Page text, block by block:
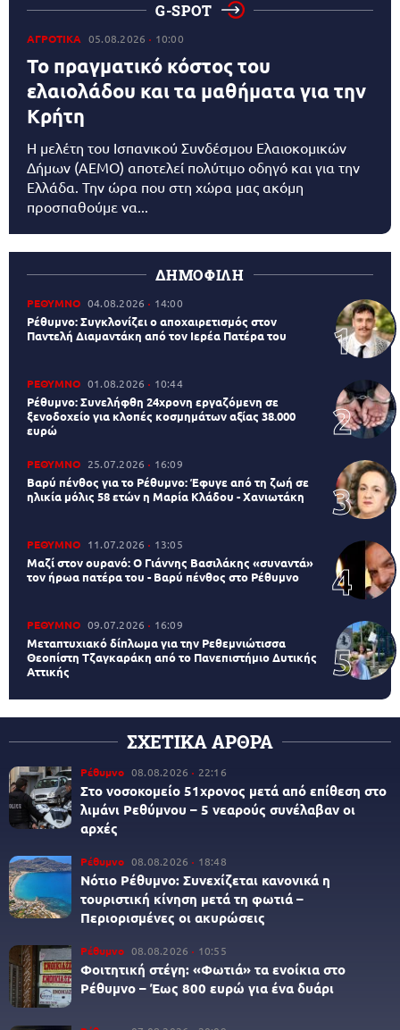
G-SPOT
ΑΓΡΟΤΙΚΑ 05.08.2026 10:00
Το πραγματικό κόστος του
ελαιολάδου και τα μαθήματα για την
Κρήτη
Η μελέτη του Ισπανικού Συνδέσμου Ελαιοκομικών
Δήμων (AEMO) αποτελεί πολύτιμο οδηγό και για την
Ελλάδα. Την ώρα που στη χώρα μας ακόμη
προσπαθούμε να...
ΔΗΜΟΦΙΛΗ
ΡΕΘΥΜΝΟ 04.08.2026 14:00
Ρέθυμνο: Συγκλονίζει ο αποχαιρετισμός στον
Παντελή Διαμαντάκη από τον Ιερέα Πατέρα του
ΡΕΘΥΜΝΟ 01.08.2026 10:44
Ρέθυμνο: Συνελήφθη 24χρονη εργαζόμενη σε
ξενοδοχείο για κλοπές κοσμημάτων αξίας 38.000
ευρώ
ΡΕΘΥΜΝΟ 25.07.2026 16:09
Βαρύ πένθος για το Ρέθυμνο: Έφυγε από τη ζωή σε
ηλικία μόλις 58 ετών η Μαρία Κλάδου - Χανιωτάκη
ΡΕΘΥΜΝΟ 11.07.2026 13:05
Μαζί στον ουρανό: Ο Γιάννης Βασιλάκης «συναντά»
τον ήρωα πατέρα του - Βαρύ πένθος στο Ρέθυμνο
ΡΕΘΥΜΝΟ 09.07.2026 16:09
Μεταπτυχιακό δίπλωμα για την Ρεθεμνιώτισσα
Θεοπίστη Τζαγκαράκη από το Πανεπιστήμιο Δυτικής
Αττικής
ΣΧΕΤΙΚΑ ΑΡΘΡΑ
Ρέθυμνο 08.08.2026 22:16
Στο νοσοκομείο 51χρονος μετά από επίθεση στο
λιμάνι Ρεθύμνου – 5 νεαρούς συνέλαβαν οι
αρχές
Ρέθυμνο 08.08.2026 18:48
Νότιο Ρέθυμνο: Συνεχίζεται κανονικά η
τουριστική κίνηση μετά τη φωτιά –
Περιορισμένες οι ακυρώσεις
Ρέθυμνο 08.08.2026 10:55
Φοιτητική στέγη: «Φωτιά» τα ενοίκια στο
Ρέθυμνο – Έως 800 ευρώ για ένα δυάρι